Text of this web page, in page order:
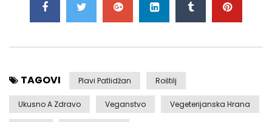
TAGOVI Plavi Patlidžan Roštilj
Ukusno A Zdravo Veganstvo Vegeterijanska Hrana